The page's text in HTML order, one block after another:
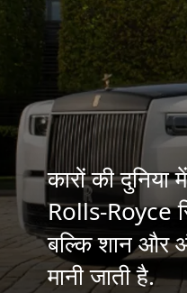
कारों की दुनिया
Rolls-Royce
बल्कि शान और
मानी जाती है.